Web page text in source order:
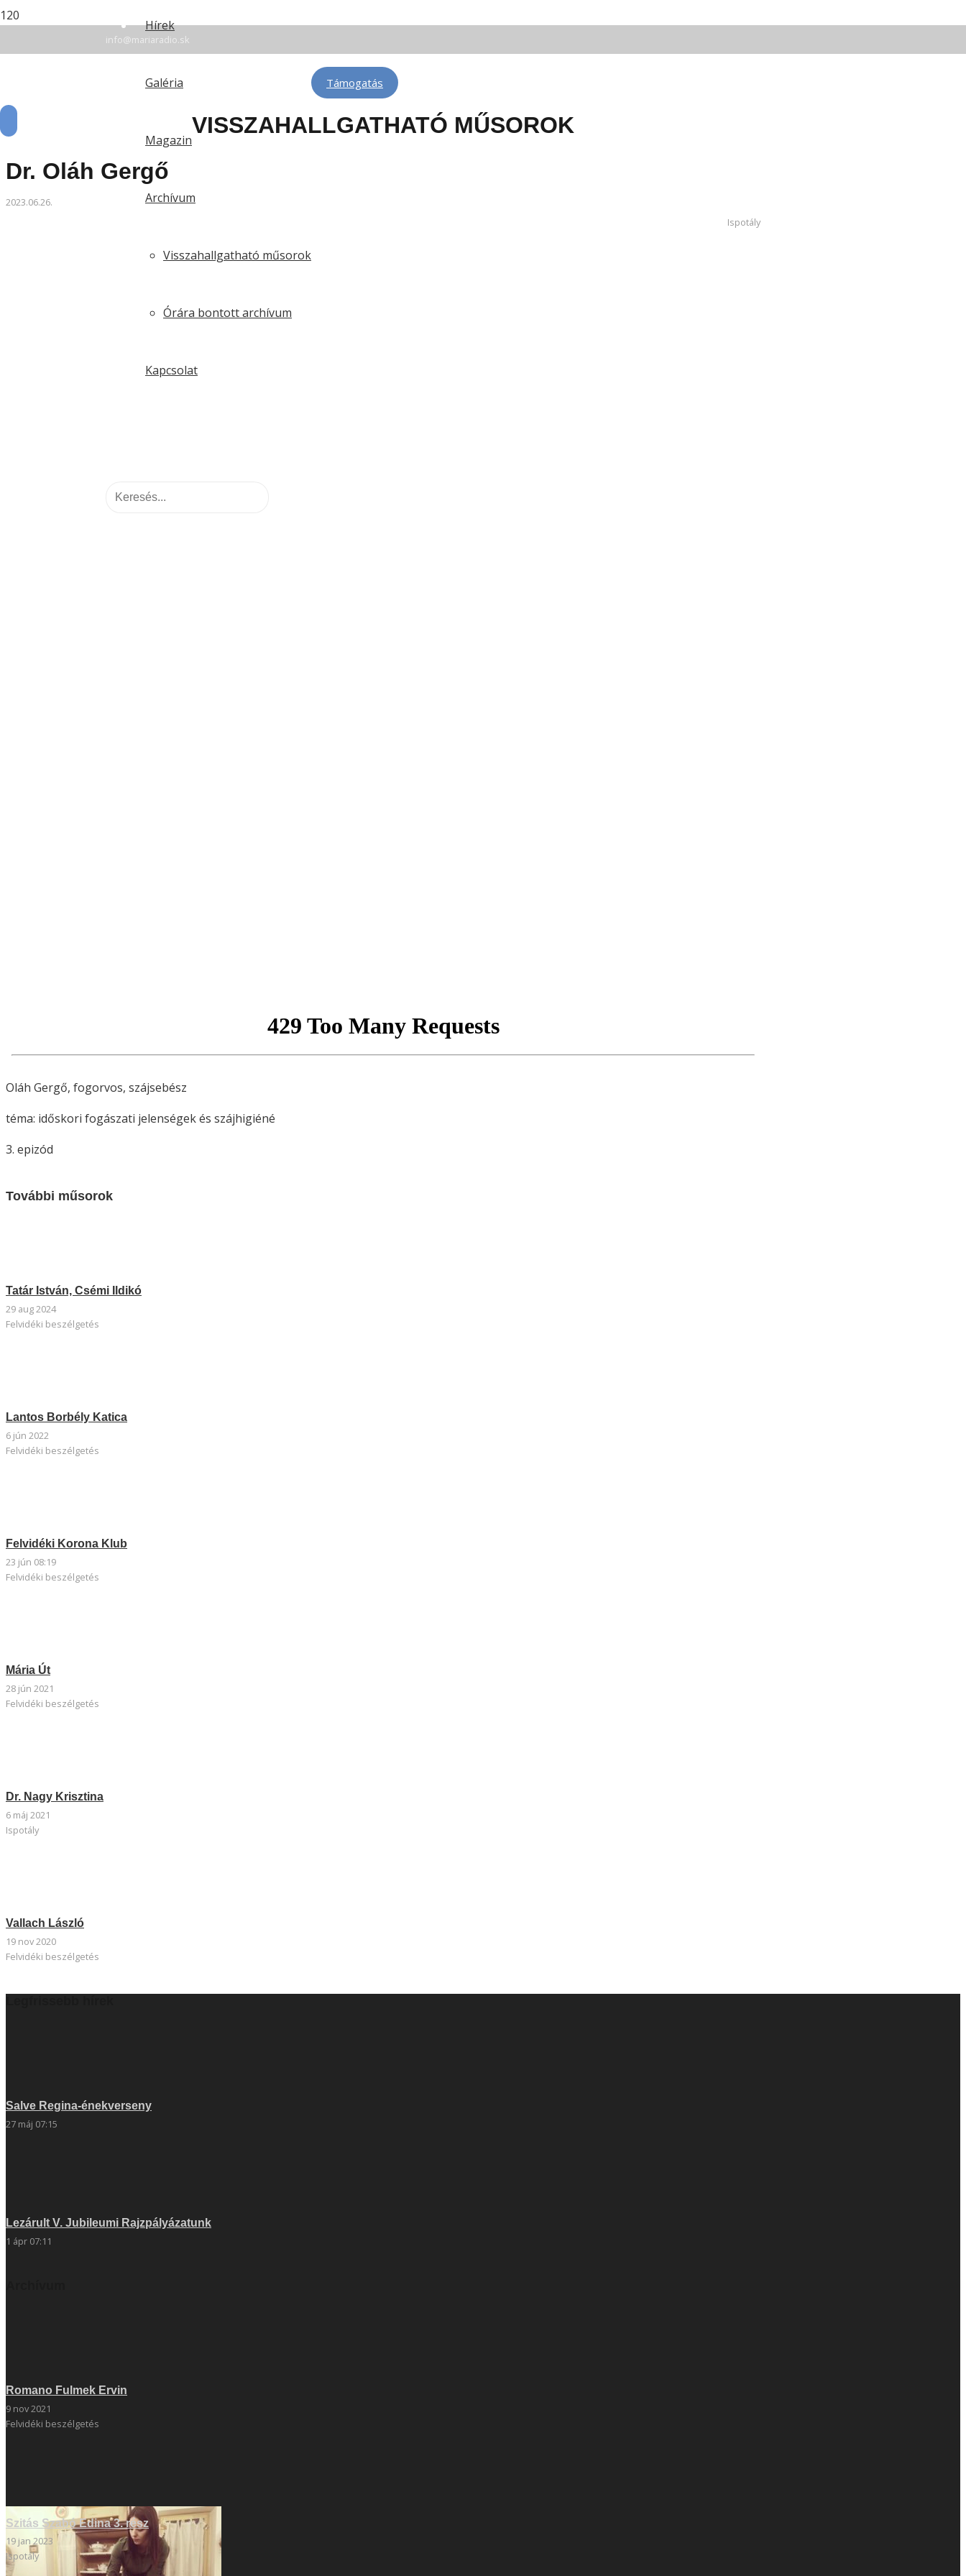
info@mariaradio.sk
Érsekújvár: FM 94,6 | Rozsnyó: FM 90,5 | Komárom: FM 88,3 | Telkibánya: FM 100,6 | Léva: FM 100,6 | Rimaszombat: FM 102,4
Hírek
Galéria
Magazin
Archívum
Visszahallgatható műsorok
Órára bontott archívum
Kapcsolat
Támogatás
VISSZAHALLGATHATÓ MŰSOROK
Dr. Oláh Gergő
2023.06.26.
Ispotály
Oláh Gergő, fogorvos, szájsebész
téma: időskori fogászati jelenségek és szájhigiéné
3. epizód
További műsorok
Tatár István, Csémi Ildikó
29 aug 2024
Felvidéki beszélgetés
Lantos Borbély Katica
6 jún 2022
Felvidéki beszélgetés
Felvidéki Korona Klub
23 jún 08:19
Felvidéki beszélgetés
Mária Út
28 jún 2021
Felvidéki beszélgetés
Dr. Nagy Krisztina
6 máj 2021
Ispotály
Vallach László
19 nov 2020
Felvidéki beszélgetés
Salve Regina-énekverseny
27 máj 07:15
Lezárult V. Jubileumi Rajzpályázatunk
1 ápr 07:11
Romano Fulmek Ervin
9 nov 2021
Felvidéki beszélgetés
Szitás Szabó Edina 3. rész
19 jan 2023
Ispotály